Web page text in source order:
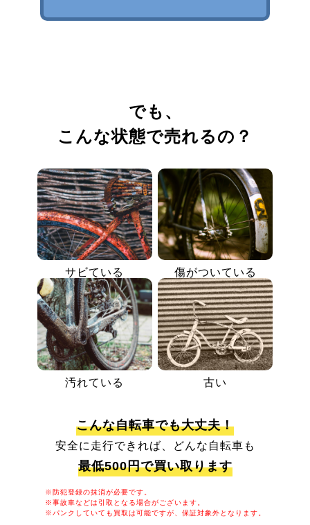
でも、
こんな状態で売れるの？
サビている 傷がついている
汚れている 古い
こんな自転車でも大丈夫！
安全に走行できれば、どんな自転車も
最低500円で買い取ります
※防犯登録の抹消が必要です。
※事故車などは引取となる場合がございます。
※パンクしていても買取は可能ですが、保証対象外となります。